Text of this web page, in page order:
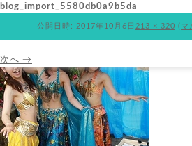
blog_import_5580db0a9b5da
公開日時: 2017年10月6日 213 × 320 (マ
次へ →